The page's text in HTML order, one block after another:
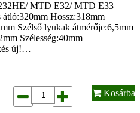
MTD E32/ MTD E33
Hossz:318mm
Szélső lyukak átmérője:6,5mm
Szélesség:40mm
új!…
Kosárba